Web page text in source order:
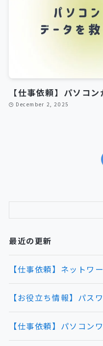
【仕事依頼】パソコ
December 2, 2025
最近の更新
【仕事依頼】ネットワ
【お役立ち情報】パス
【仕事依頼】パソコン